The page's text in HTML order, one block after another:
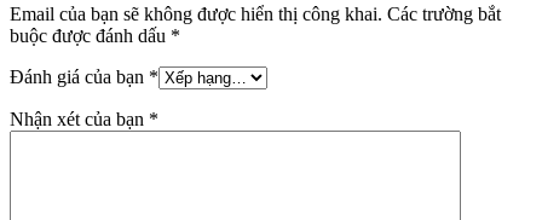
Email của bạn sẽ không được hiển thị công khai. Các trường bắt
buộc được đánh dấu *
Đánh giá của bạn *
Nhận xét của bạn *